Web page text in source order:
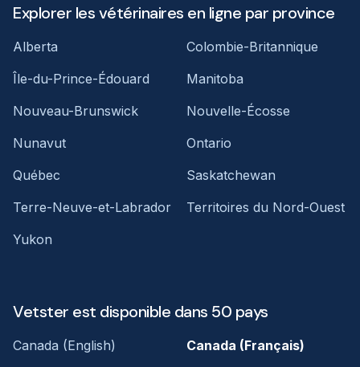
Explorer les vétérinaires en ligne par province
Alberta
Colombie-Britannique
Île-du-Prince-Édouard
Manitoba
Nouveau-Brunswick
Nouvelle-Écosse
Nunavut
Ontario
Québec
Saskatchewan
Terre-Neuve-et-Labrador
Territoires du Nord-Ouest
Yukon
Vetster est disponible dans 50 pays
Canada (English)
Canada (Français)